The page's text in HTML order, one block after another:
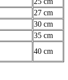
27 cm
30 cm
35 cm
40 cm